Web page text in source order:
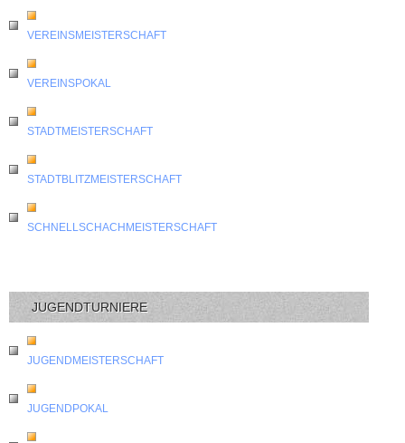
VEREINSMEISTERSCHAFT
VEREINSPOKAL
STADTMEISTERSCHAFT
STADTBLITZMEISTERSCHAFT
SCHNELLSCHACHMEISTERSCHAFT
JUGENDTURNIERE
JUGENDMEISTERSCHAFT
JUGENDPOKAL